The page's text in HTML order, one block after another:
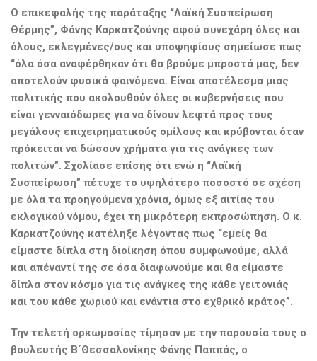
Ο επικεφαλής της παράταξης “Λαϊκή Συσπείρωση
Θέρμης”, Φάνης Καρκατζούνης αφού συνεχάρη όλες και
όλους, εκλεγμένες/ους και υποψηφίους σημείωσε πως
“όλα όσα αναφέρθηκαν ότι θα βρούμε μπροστά μας, δεν
αποτελούν φυσικά φαινόμενα. Είναι αποτέλεσμα μιας
πολιτικής που ακολουθούν όλες οι κυβερνήσεις που
είναι γενναιόδωρες για να δίνουν λεφτά προς τους
μεγάλους επιχειρηματικούς ομίλους και κρύβονται όταν
πρόκειται να δώσουν χρήματα για τις ανάγκες των
πολιτών”. Σχολίασε επίσης ότι ενώ η “Λαϊκή
Συσπείρωση” πέτυχε το υψηλότερο ποσοστό σε σχέση
με όλα τα προηγούμενα χρόνια, όμως εξ αιτίας του
εκλογικού νόμου, έχει τη μικρότερη εκπροσώπηση. Ο κ.
Καρκατζούνης κατέληξε λέγοντας πως “εμείς θα
είμαστε δίπλα στη διοίκηση όπου συμφωνούμε, αλλά
και απέναντί της σε όσα διαφωνούμε και θα είμαστε
δίπλα στον κόσμο για τις ανάγκες της κάθε γειτονιάς
και του κάθε χωριού και ενάντια στο εχθρικό κράτος”.
Την τελετή ορκωμοσίας τίμησαν με την παρουσία τους ο
βουλευτής Β΄Θεσσαλονίκης Φάνης Παππάς, ο